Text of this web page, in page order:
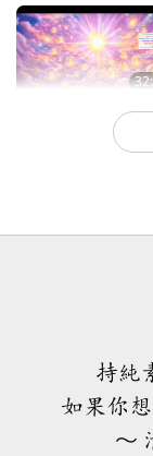
關於地球的古預言
焦點新聞
持純
如果你
～